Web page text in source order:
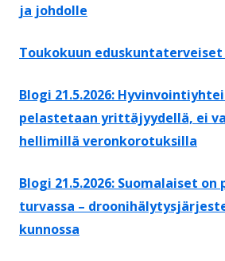
ja johdolle
Toukokuun eduskuntaterveiset
Blogi 21.5.2026:
pelastetaan yrittäjyydellä, ei
hellimillä veronkorotuksilla
Blogi 21.5.2026: Suomalaiset
turvassa –
kunnossa